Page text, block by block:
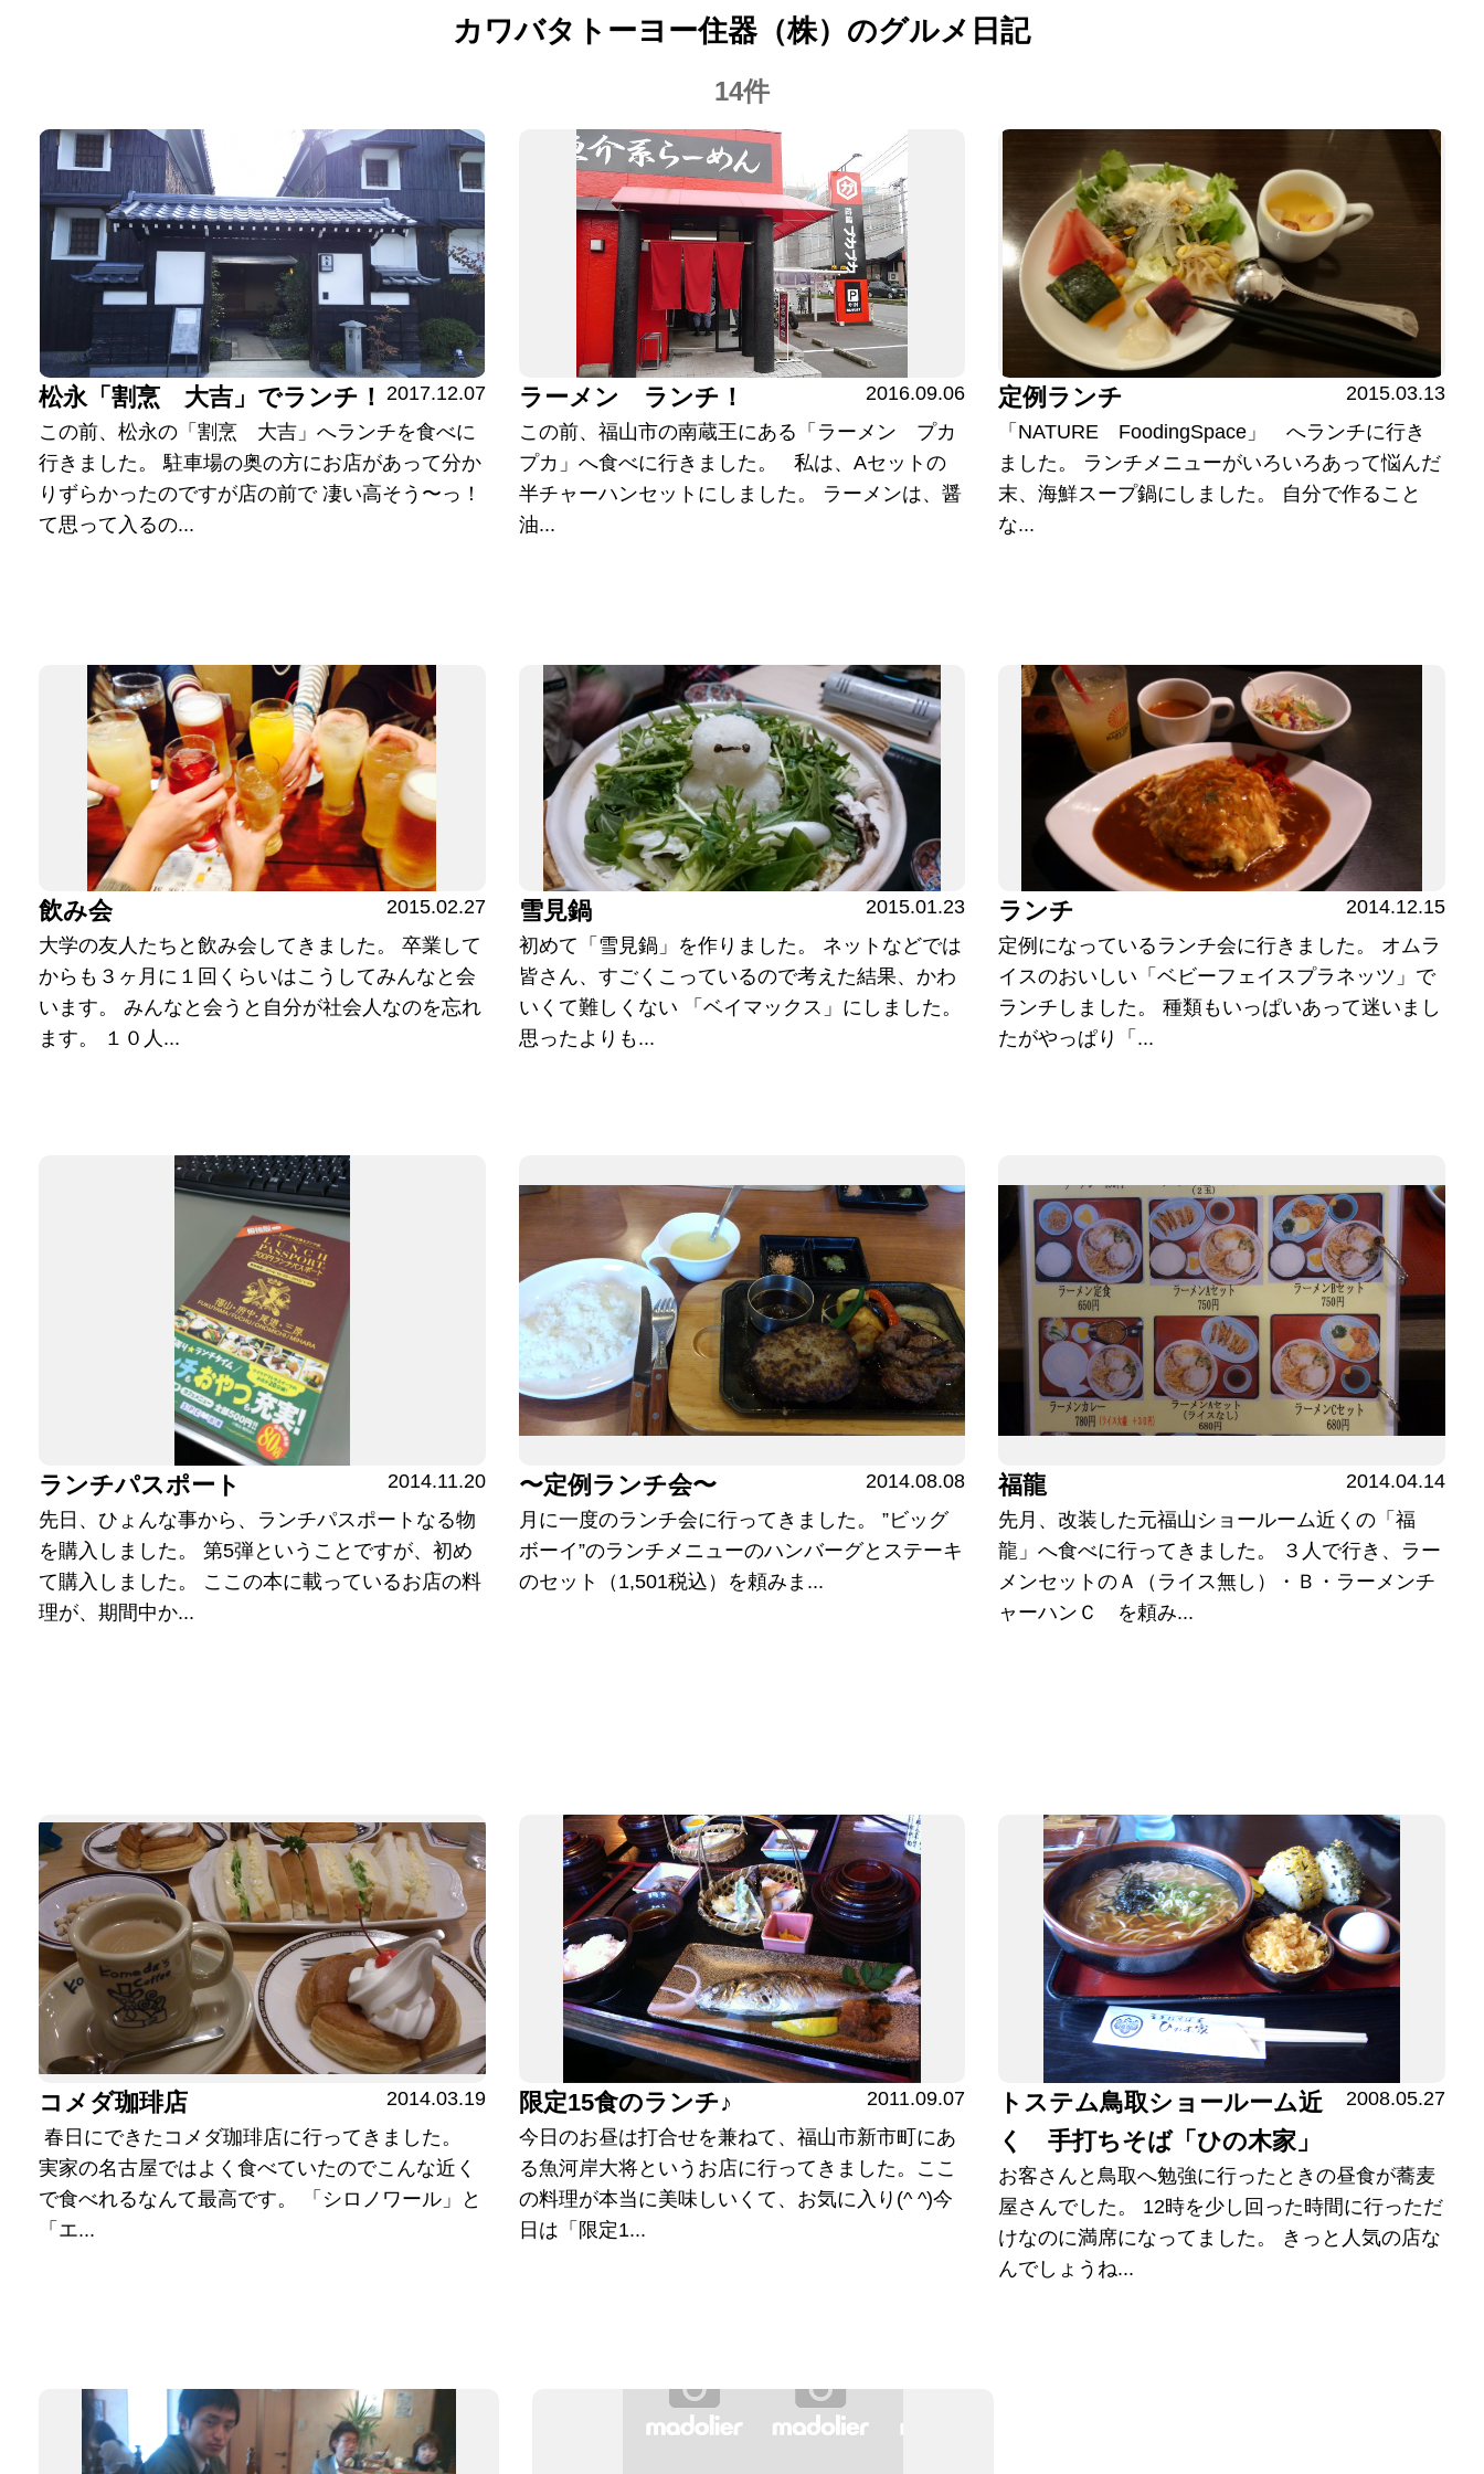
カワバタトーヨー住器（株）のグルメ日記
14件
松永「割烹 大吉」でランチ！ 2017.12.07
この前、松永の「割烹 大吉」へランチを食べに
行きました。 駐車場の奥の方にお店があって分か
りずらかったのですが店の前で 凄い高そう〜っ！
て思って入るの...
ラーメン ランチ！
2016.09.06
この前、福山市の南蔵王にある「ラーメン プカ
プカ」へ食べに行きました。 私は、Aセットの
半チャーハンセットにしました。 ラーメンは、醤
油...
定例ランチ
2015.03.13
「NATURE FoodingSpace」 へランチに行き
ました。 ランチメニューがいろいろあって悩んだ
末、海鮮スープ鍋にしました。 自分で作ること
な...
飲み会
2015.02.27
大学の友人たちと飲み会してきました。 卒業して
からも３ヶ月に１回くらいはこうしてみんなと会
います。 みんなと会うと自分が社会人なのを忘れ
ます。 １０人...
雪見鍋
2015.01.23
初めて「雪見鍋」を作りました。 ネットなどでは
皆さん、すごくこっているので考えた結果、かわ
いくて難しくない 「ベイマックス」にしました。
思ったよりも...
ランチ
2014.12.15
定例になっているランチ会に行きました。 オムラ
イスのおいしい「ベビーフェイスプラネッツ」で
ランチしました。 種類もいっぱいあって迷いまし
たがやっぱり「...
ランチパスポート
2014.11.20
先日、ひょんな事から、ランチパスポートなる物
を購入しました。 第5弾ということですが、初め
て購入しました。 ここの本に載っているお店の料
理が、期間中か...
〜定例ランチ会〜
2014.08.08
月に一度のランチ会に行ってきました。 ”ビッグ
ボーイ”のランチメニューのハンバーグとステーキ
のセット（1,501税込）を頼みま...
福龍
2014.04.14
先月、改装した元福山ショールーム近くの「福
龍」へ食べに行ってきました。 ３人で行き、ラー
メンセットのＡ（ライス無し）・Ｂ・ラーメンチ
ャーハンＣ を頼み...
コメダ珈琲店
2014.03.19
春日にできたコメダ珈琲店に行ってきました。
実家の名古屋ではよく食べていたのでこんな近く
で食べれるなんて最高です。 「シロノワール」と
「エ...
限定15食のランチ♪
2011.09.07
今日のお昼は打合せを兼ねて、福山市新市町にあ
る魚河岸大将というお店に行ってきました。ここ
の料理が本当に美味しいくて、お気に入り(^ ^)今
日は「限定1...
トステム鳥取ショールーム近
く 手打ちそば「ひの木家」
2008.05.27
お客さんと鳥取へ勉強に行ったときの昼食が蕎麦
屋さんでした。 12時を少し回った時間に行っただ
けなのに満席になってました。 きっと人気の店な
んでしょうね...